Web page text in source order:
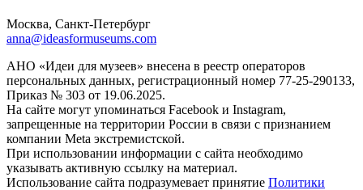
Москва, Санкт-Петербург
anna@ideasformuseums.com
АНО «Идеи для музеев» внесена в реестр операторов
персональных данных, регистрационный номер 77-25-290133,
Приказ № 303 от 19.06.2025.
На сайте могут упоминаться Facebook и Instagram,
запрещенные на территории России в связи с признанием
компании Meta экстремистской.
При использовании информации с сайта необходимо
указывать активную ссылку на материал.
Использование сайта подразумевает принятие Политики